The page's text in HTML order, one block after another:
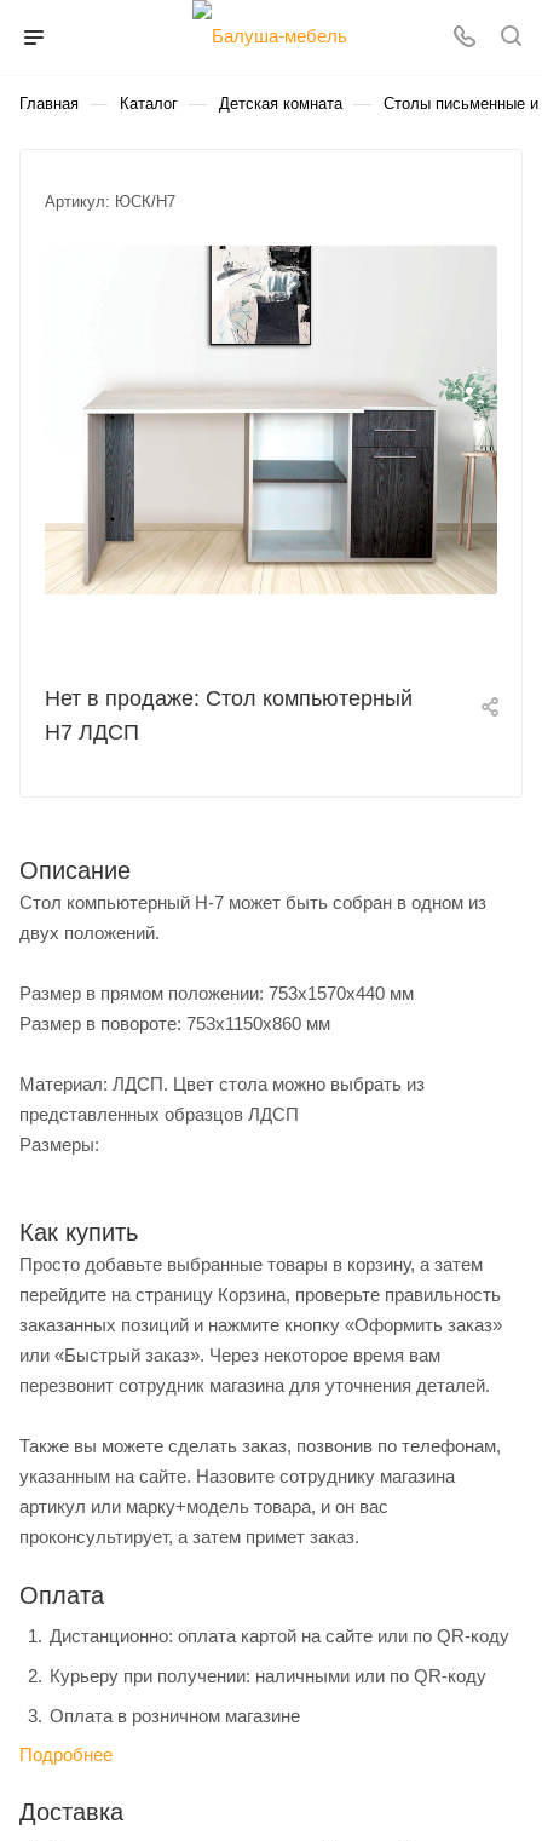
Главная — Каталог — Детская комната — Столы письменные
Артикул: ЮСК/Н7
Нет в продаже: Стол компьютерный
Н7 ЛДСП
Описание
Стол компьютерный Н-7 может быть собран в одном из
двух положений.
Размер в прямом положении: 753х1570х440 мм
Размер в повороте: 753х1150х860 мм
Материал: ЛДСП. Цвет стола можно выбрать из
представленных образцов ЛДСП
Размеры:
Как купить
Просто добавьте выбранные товары в корзину, а затем
перейдите на страницу Корзина, проверьте правильность
заказанных позиций и нажмите кнопку «Оформить заказ»
или «Быстрый заказ». Через некоторое время вам
перезвонит сотрудник магазина для уточнения деталей.
Также вы можете сделать заказ, позвонив по телефонам,
указанным на сайте. Назовите сотруднику магазина
артикул или марку+модель товара, и он вас
проконсультирует, а затем примет заказ.
Оплата
Дистанционно: оплата картой на сайте или по QR-коду
Курьеру при получении: наличными или по QR-коду
Оплата в розничном магазине
Подробнее
Доставка